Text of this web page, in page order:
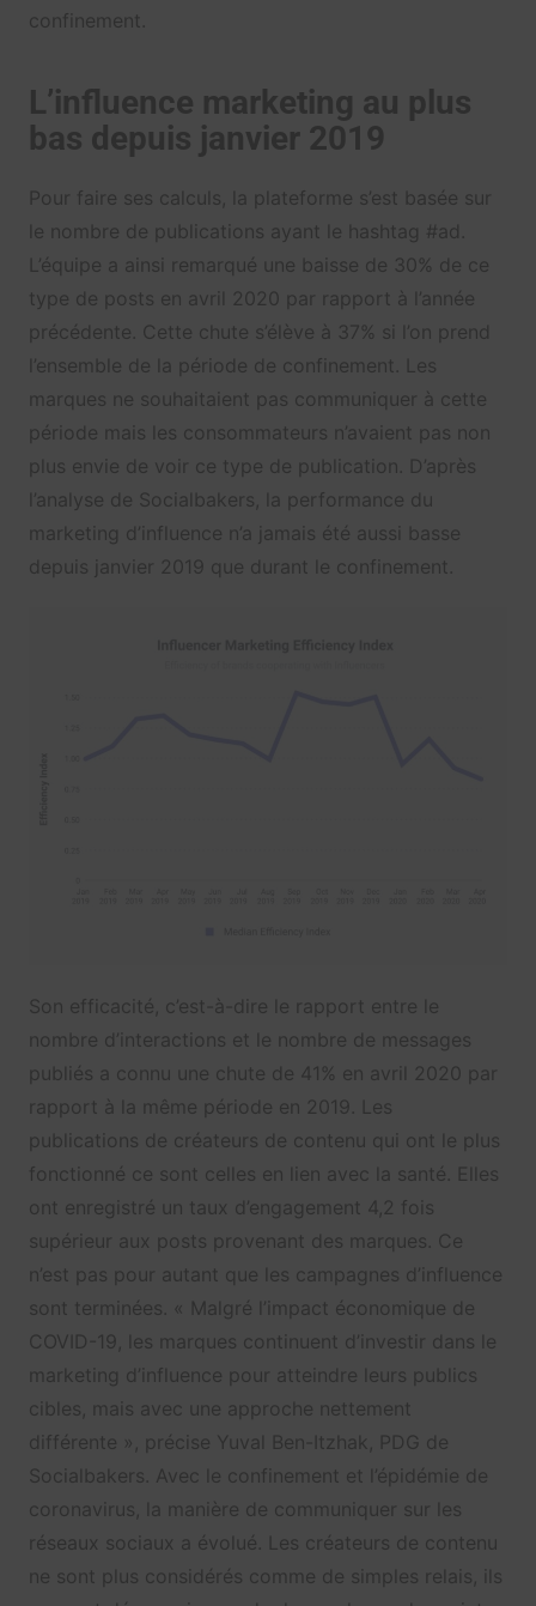
confinement.
L’influence marketing au plus
bas depuis janvier 2019
Pour faire ses calculs, la plateforme s’est basée sur
le nombre de publications ayant le hashtag #ad.
L’équipe a ainsi remarqué une baisse de 30% de ce
type de posts en avril 2020 par rapport à l’année
précédente. Cette chute s’élève à 37% si l’on prend
l’ensemble de la période de confinement. Les
marques ne souhaitaient pas communiquer à cette
période mais les consommateurs n’avaient pas non
plus envie de voir ce type de publication. D’après
l’analyse de Socialbakers, la performance du
marketing d’influence n’a jamais été aussi basse
depuis janvier 2019 que durant le confinement.
Son efficacité, c’est-à-dire le rapport entre le
nombre d’interactions et le nombre de messages
publiés a connu une chute de 41% en avril 2020 par
rapport à la même période en 2019. Les
publications de créateurs de contenu qui ont le plus
fonctionné ce sont celles en lien avec la santé. Elles
ont enregistré un taux d’engagement 4,2 fois
supérieur aux posts provenant des marques. Ce
n’est pas pour autant que les campagnes d’influence
sont terminées. « Malgré l’impact économique de
COVID-19, les marques continuent d’investir dans le
marketing d’influence pour atteindre leurs publics
cibles, mais avec une approche nettement
différente », précise Yuval Ben-Itzhak, PDG de
Socialbakers. Avec le confinement et l’épidémie de
coronavirus, la manière de communiquer sur les
réseaux sociaux a évolué. Les créateurs de contenu
ne sont plus considérés comme de simples relais, ils